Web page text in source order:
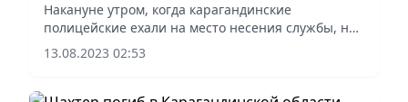
Накануне утром, когда карагандинские
полицейские ехали на место несения службы, на
светофоре у впереди ехавшей автомашины
«Рено» из-под капота повалил дым.
13.08.2023 02:53